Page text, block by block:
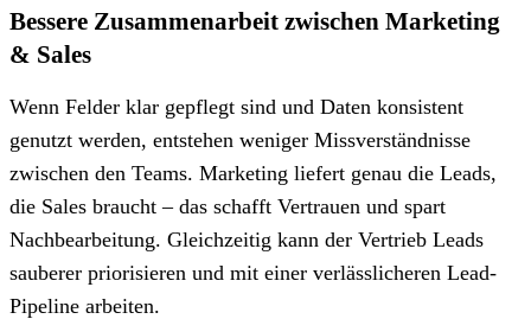
Bessere Zusammenarbeit zwischen Marketing
& Sales
Wenn Felder klar gepflegt sind und Daten konsistent
genutzt werden, entstehen weniger Missverständnisse
zwischen den Teams. Marketing liefert genau die Leads,
die Sales braucht – das schafft Vertrauen und spart
Nachbearbeitung. Gleichzeitig kann der Vertrieb Leads
sauberer priorisieren und mit einer verlässlicheren Lead-
Pipeline arbeiten.